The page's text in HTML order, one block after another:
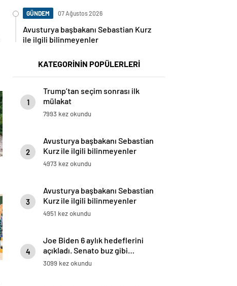
GÜNDEM 07 Ağustos 2026
Avusturya başbakanı Sebastian Kurz
ile ilgili bilinmeyenler
KATEGORİNİN POPÜLERLERİ
1
Trump’tan seçim sonrası ilk
mülakat
7993 kez okundu
2
Avusturya başbakanı Sebastian
Kurz ile ilgili bilinmeyenler
4973 kez okundu
3
Avusturya başbakanı Sebastian
Kurz ile ilgili bilinmeyenler
4951 kez okundu
4
Joe Biden 6 aylık hedeflerini
açıkladı. Senato buz gibi…
3099 kez okundu